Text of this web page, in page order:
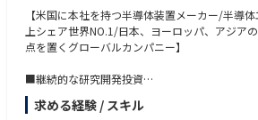
【米国に本社を持つ半導体装置メーカー/半導
上シェア世界NO.1/日本、ヨーロッパ、アジア
点を置くグローバルカンパニー】
■継続的な研究開発投資
最先端技術を提供し続けるため、売上高の【10
的に投資しています。
求める経験 / スキル